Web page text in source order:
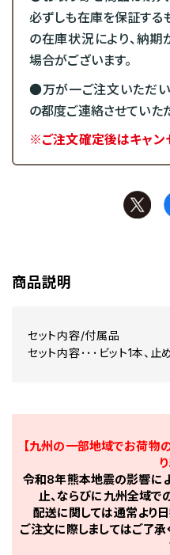
必ずしも在庫を保証する
の在庫状況により、納
場合がございます。
●万が一ご注文いただ
の都度ご連絡させていた
※ご注文確定後はキャン
商品説明
セット内容/付属品
セット内容･･･ビット1本、止
【九州の一部地域でお荷物
令和8年熊本地震の影響に
止、ならびに九州全域で
配送に関しては通常より
ご注文に際しましてはご了